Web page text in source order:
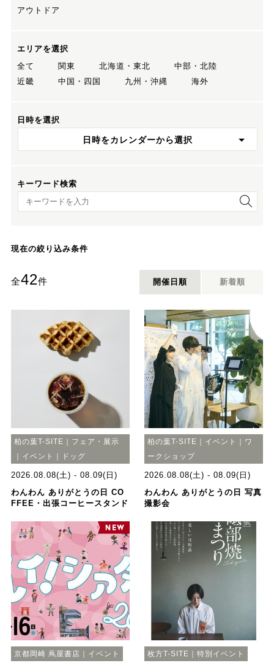
アウトドア
エリアを選択
全て
関東 北海道・東北
中部・北陸
近畿
中国・四国 九州・沖縄 海外
日時を選択
日時をカレンダーから選択
キーワード検索
キーワード検索
現在の絞り込み条件
全42件 開催日順 新着順
柏の葉T-SITE｜フェア・展示
｜イベント｜ドッグ
2026.08.08(土) - 08.09(日)
わんわん ありがとうの日 CO
FFEE・出張コーヒースタンド
柏の葉T-SITE｜イベント｜ワ
ークショップ
2026.08.08(土) - 08.09(日)
わんわん ありがとうの日 写真
撮影会
京都岡崎 蔦屋書店｜イベント 枚方T-SITE｜特別イベント